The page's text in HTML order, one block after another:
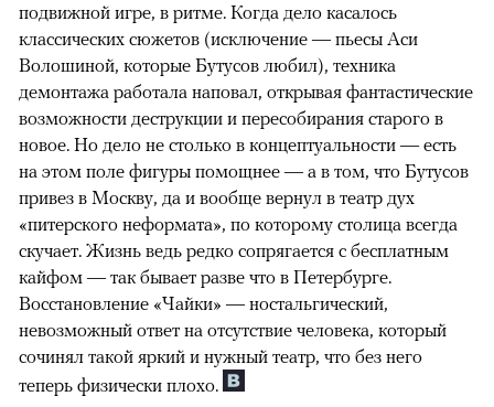
подвижной игре, в ритме. Когда дело касалось
классических сюжетов (исключение — пьесы Аси
Волошиной, которые Бутусов любил), техника
демонтажа работала наповал, открывая фантастические
возможности деструкции и пересобирания старого в
новое. Но дело не столько в концептуальности — есть
на этом поле фигуры помощнее — а в том, что Бутусов
привез в Москву, да и вообще вернул в театр дух
«питерского неформата», по которому столица всегда
скучает. Жизнь ведь редко сопрягается с бесплатным
кайфом — так бывает разве что в Петербурге.
Восстановление «Чайки» — ностальгический,
невозможный ответ на отсутствие человека, который
сочинял такой яркий и нужный театр, что без него
теперь физически плохо.